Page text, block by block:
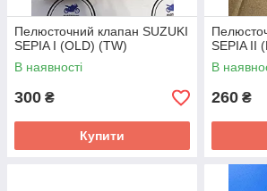
Пелюсточний клапан SUZUKI
SEPIA I (OLD) (TW)
В наявності
300 ₴
Купити
SEPIA II
В
260 ₴